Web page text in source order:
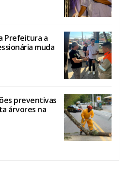
Prefeitura a
muda
preventivas
árvores na